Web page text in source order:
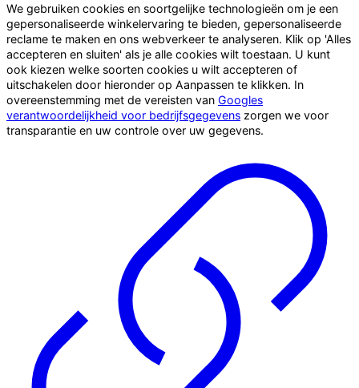
We gebruiken cookies en soortgelijke technologieën om je een
gepersonaliseerde winkelervaring te bieden, gepersonaliseerde
reclame te maken en ons webverkeer te analyseren. Klik op 'Alles
accepteren en sluiten' als je alle cookies wilt toestaan. U kunt
ook kiezen welke soorten cookies u wilt accepteren of
uitschakelen door hieronder op Aanpassen te klikken. In
overeenstemming met de vereisten van Googles
verantwoordelijkheid voor bedrijfsgegevens zorgen we voor
transparantie en uw controle over uw gegevens.